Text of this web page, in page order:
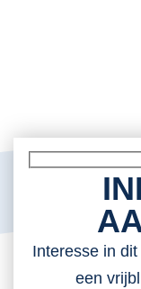
Interesse in
een